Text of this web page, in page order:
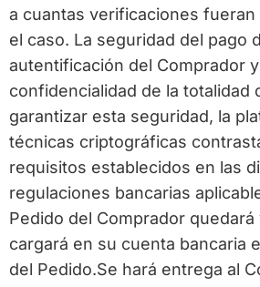
a cuantas verificaciones fueran
el caso. La seguridad del pago
autentificación del Comprador
confidencialidad de la totalidad
garantizar esta seguridad, la
técnicas criptográficas
requisitos establecidos en las
regulaciones bancarias
Pedido del Comprador quedará
cargará en su cuenta bancaria
del Pedido.Se hará entrega al